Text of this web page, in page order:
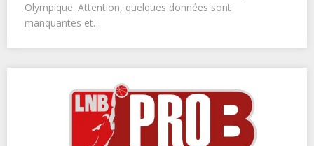
Olympique. Attention, quelques données sont
manquantes et…